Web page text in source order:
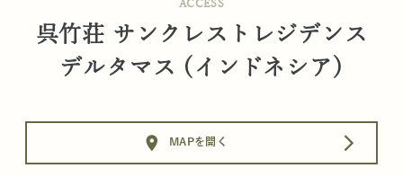
ACCESS
呉竹荘 サンクレストレジデンス
デルタマス (インドネシア)
location_on MAPを開く arrow_forward_ios